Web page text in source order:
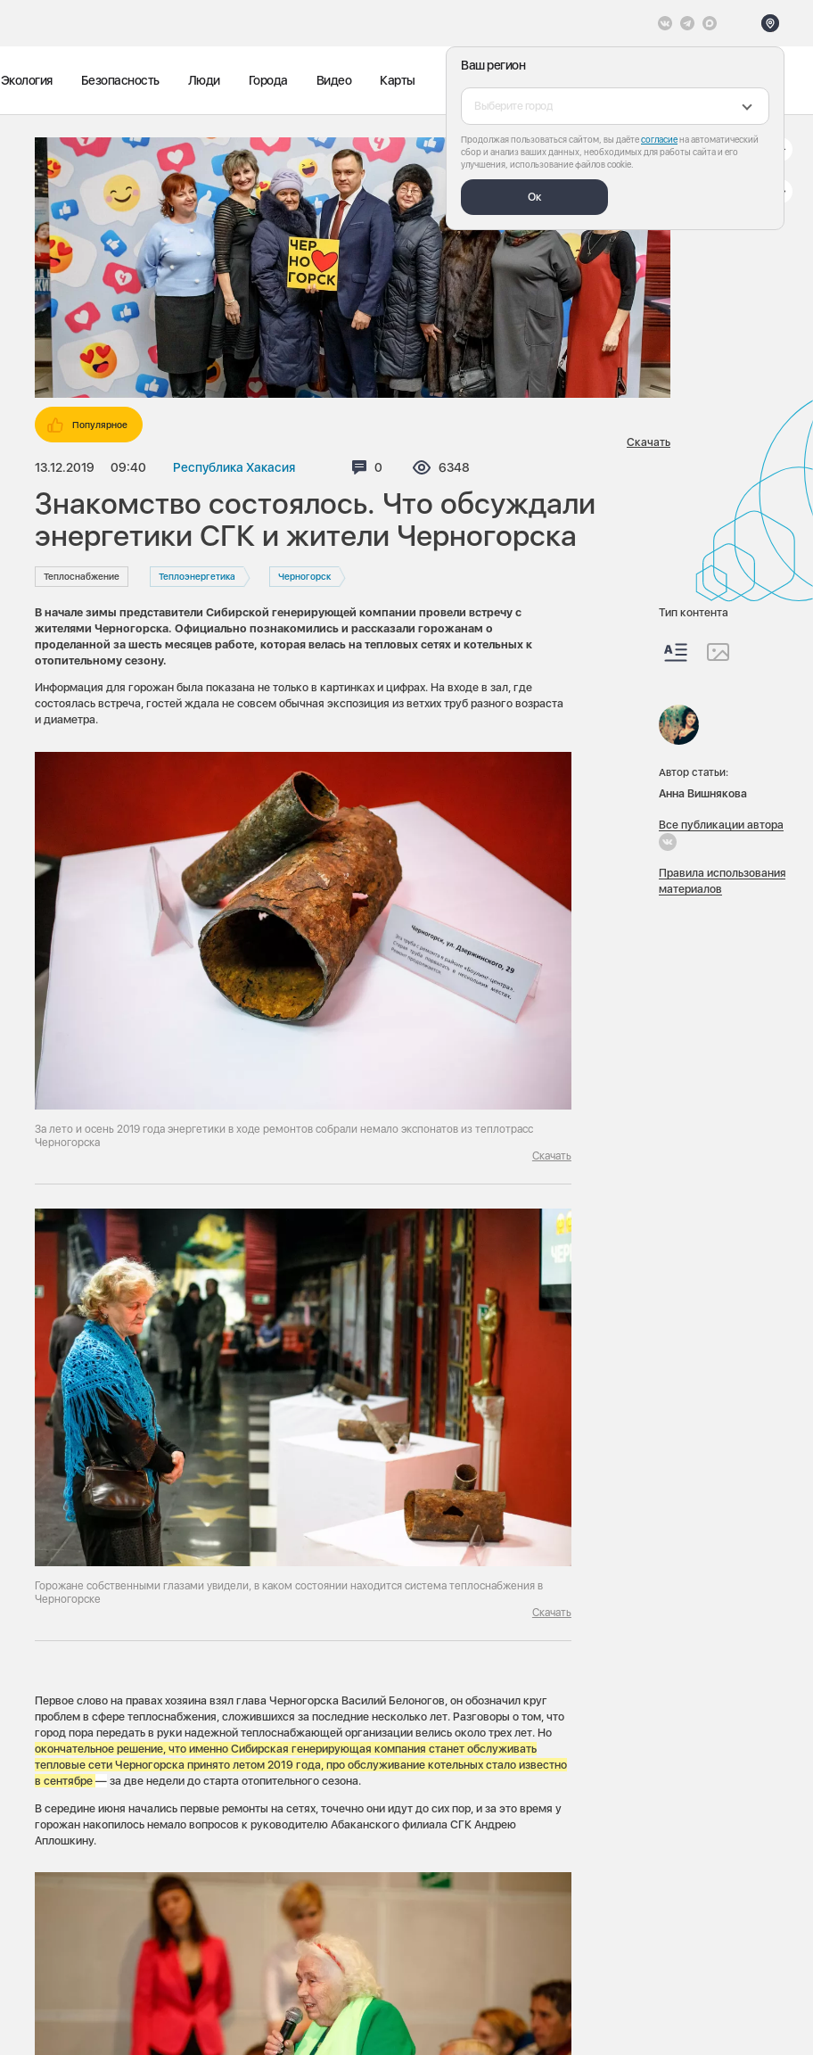
Ваш регион
Выберите город
Продолжая пользоваться сайтом, вы даётесогласиена автоматический
сбор и анализ ваших данных, необходимых для работы сайта и его
улучшения, использование файлов cookie.
Ок
Экология Безопасность Люди Города Видео Карты
Популярное
13.12.2019 09:40 Республика Хакасия Комментариев:
0 Просмотров:
6348
Скачать
Знакомство состоялось. Что обсуждали
энергетики СГК и жители Черногорска
Теплоснабжение Теплоэнергетика Черногорск
В начале зимы представители Сибирской генерирующей компании провели встречу с
жителями Черногорска. Официально познакомились и рассказали горожанам о
проделанной за шесть месяцев работе, которая велась на тепловых сетях и котельных к
отопительному сезону.
Информация для горожан была показана не только в картинках и цифрах. На входе в зал, где
состоялась встреча, гостей ждала не совсем обычная экспозиция из ветхих труб разного возраста
и диаметра.
За лето и осень 2019 года энергетики в ходе ремонтов собрали немало экспонатов из теплотрасс
Черногорска
Скачать
Горожане собственными глазами увидели, в каком состоянии находится система теплоснабжения в
Черногорске
Скачать
Первое слово на правах хозяина взял глава Черногорска Василий Белоногов, он обозначил круг
проблем в сфере теплоснабжения, сложившихся за последние несколько лет. Разговоры о том, что
город пора передать в руки надежной теплоснабжающей организации велись около трех лет. Но
окончательное решение, что именно Сибирская генерирующая компания станет обслуживать
тепловые сети Черногорска принято летом 2019 года, про обслуживание котельных стало известно
в сентябре— за две недели до старта отопительного сезона.
В середине июня начались первые ремонты на сетях, точечно они идут до сих пор, и за это время у
горожан накопилось немало вопросов к руководителю Абаканского филиала СГК Андрею
Аплошкину.
Тип контента
Автор статьи:
Анна Вишнякова
Все публикации автора
Правила использования
материалов